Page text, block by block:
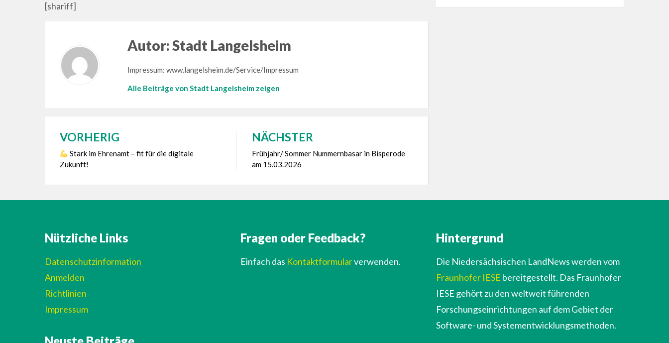
[shariff]
Autor:Stadt Langelsheim
Impressum: www.langelsheim.de/Service/Impressum
Alle Beiträge von Stadt Langelsheim zeigen
Beitragsnavigation
VORHERIG
Stark im Ehrenamt – fit für die digitale
Zukunft!
NÄCHSTER
Frühjahr/ Sommer Nummernbasar in Bisperode
am 15.03.2026
Nützliche Links
Datenschutzinformation
Anmelden
Richtlinien
Impressum
Fragen oder Feedback?
Einfach das Kontaktformularverwenden.
Hintergrund
Die Niedersächsischen LandNews werden vom
Fraunhofer IESE bereitgestellt. Das Fraunhofer
IESE gehört zu den weltweit führenden
Forschungseinrichtungen auf dem Gebiet der
Software- und Systementwicklungsmethoden.